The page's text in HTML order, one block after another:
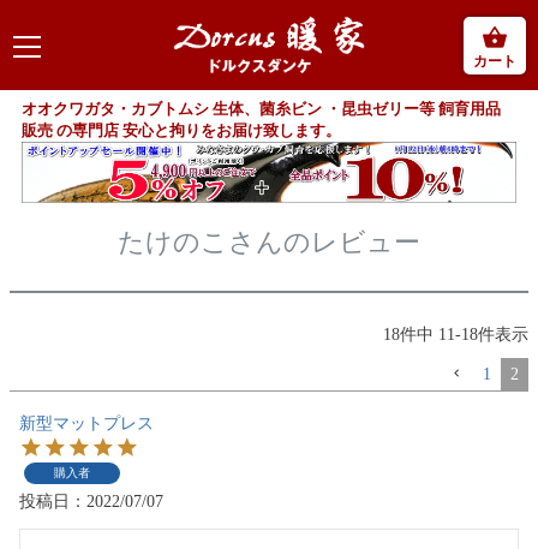
カート
オオクワガタ・カブトムシ 生体、菌糸ビン ・昆虫ゼリー等 飼育用品
販売 の専門店 安心と拘りをお届け致します。
たけのこさんのレビュー
18件中 11 -18件表示
1 2
新型マットプレス
購入者
投稿日 2022/07/07